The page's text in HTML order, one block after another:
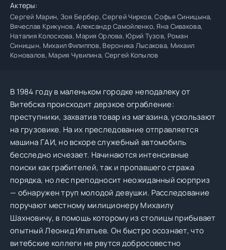
Актеры:
Сергей Марин, Зоя Бербер, Сергей Чирков, Софья Синицына,
Вячеслав Крикунов, Александр Самойленко, Яна Сивакова,
Наталия Колоскова, Мария Орлова, Юрий Тузов, Роман
Синицын, Михаил Филиппов, Вероника Лысакова, Михаил
Коновалов, Мария Чувилина, Сергей Копылов
В 1984 году в маленьком городке неподалеку от
Витебска происходит дерзкое ограбление:
преступники, захватив товар из магазина, ускользают
на грузовике. На их преследование отправляется
машина ГАИ, но вскоре служебный автомобиль
бесследно исчезает. Начинаются интенсивные
поиски как грабителей, так и пропавшего стража
порядка, но лес преподносит неожиданный сюрприз
— обнаружен труп молодой девушки. Расследование
поручают местному милиционеру Михаилу
Шахновичу, в помощь которому из столицы прибывает
опытный Леонид Ипатьев. Он быстро осознает, что
витебские коллеги не рвутся добросовестно